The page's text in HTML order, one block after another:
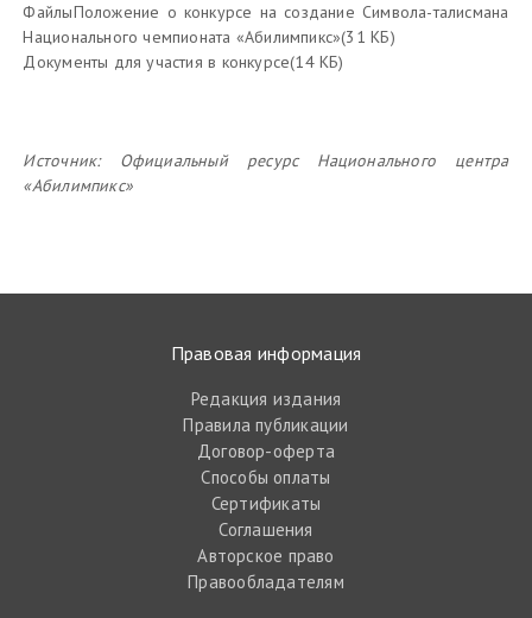
ФайлыПоложение о конкурсе на создание Символа-талисмана
Национального чемпионата «Абилимпикс»(31 КБ)
Документы для участия в конкурсе(14 КБ)
Источник: Официальный ресурс Национального центра
«Абилимпикс»
Правовая информация
Редакция издания
Правила публикации
Договор-оферта
Способы оплаты
Сертификаты
Соглашения
Авторское право
Правообладателям